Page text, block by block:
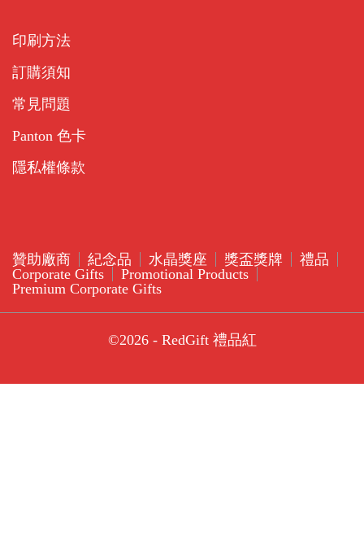
印刷方法
訂購須知
常見問題
Panton 色卡
隱私權條款
贊助廠商 紀念品 水晶獎座 獎盃獎牌
禮品
Corporate Gifts
Promotional Products
Premium Corporate Gifts
©2026 - RedGift 禮品紅